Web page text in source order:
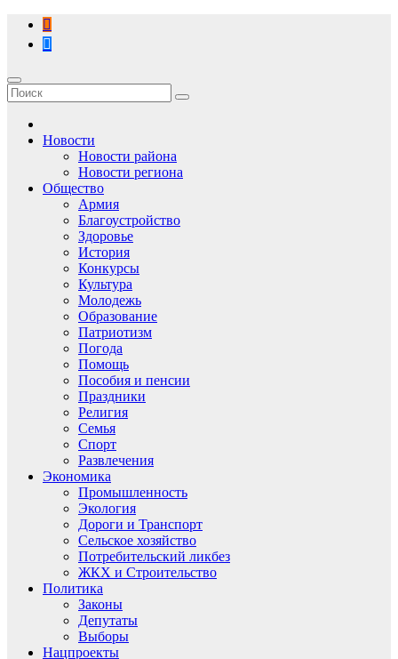
Перейти
содержимому
Новости
Новости района
Новости региона
Общество
Армия
Благоустройство
Здоровье
История
Конкурсы
Культура
Молодежь
Образование
Патриотизм
Погода
Помощь
Пособия и пенсии
Праздники
Религия
Семья
Спорт
Развлечения
Экономика
Промышленность
Экология
Дороги и Транспорт
Сельское хозяйство
Потребительский ликбез
ЖКХ и Строительство
Политика
Законы
Депутаты
Выборы
Нацпроекты